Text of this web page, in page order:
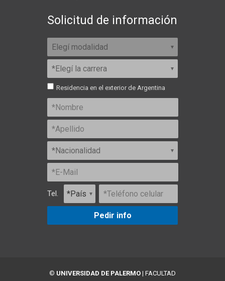
Solicitud de información
Residencia en el exterior de Argentina
Tel.
Pedir info
© UNIVERSIDAD DE PALERMO | FACULTAD